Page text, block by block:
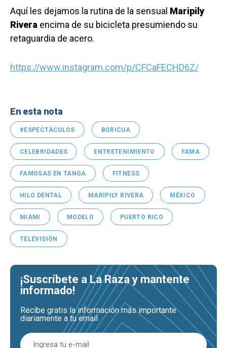
Aquí les dejamos la rutina de la sensual Maripily
Rivera encima de su bicicleta presumiendo su
retaguardia de acero.
https://www.instagram.com/p/CFCaFECHD6Z/
En esta nota
#ESPECTÁCULOS BORICUA
CELEBRIDADES ENTRETENIMIENTO FAMA
FAMOSAS EN TANGA FITNESS
HILO DENTAL MARIPILY RIVERA MÉXICO
MIAMI MODELO PUERTO RICO
TELEVISIÓN
¡Suscríbete a La Raza y mantente
informado!
Recibe gratis la información más importante
diariamente a tu email